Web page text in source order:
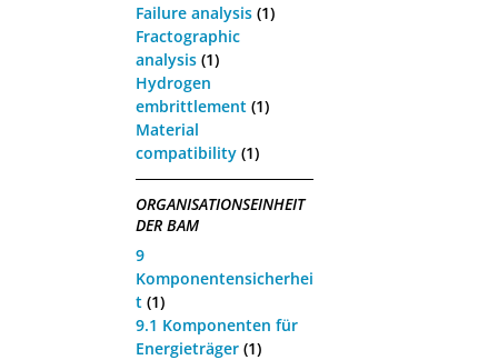
Failure analysis (1)
Fractographic
analysis (1)
Hydrogen
embrittlement (1)
Material
compatibility (1)
ORGANISATIONSEINHEIT
DER BAM
9
Komponentensicherhei
t (1)
9.1 Komponenten für
Energieträger (1)